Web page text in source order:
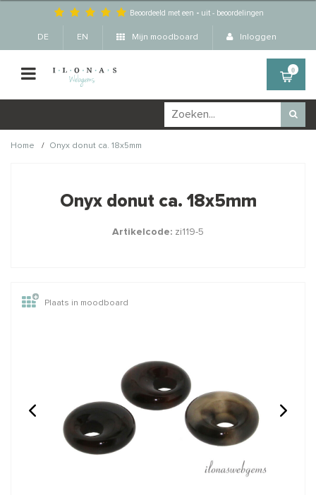
Beoordeeld met een - uit -beoordelingen
DE EN Mijn moodboard Inloggen
0
Home / Onyx donut ca. 18x5mm
producten ook interessant
Amethist donut ca.
18x5mm
100% Natuurlijk
Rijggat ca. 6mm
Rode Jaspis donut ca.
28x7mm
100% Natuurlijk
Rijggat ca. 12mm
Onyx donut ca. 18x5mm
Artikelcode: zi119-5
Plaats in moodboard